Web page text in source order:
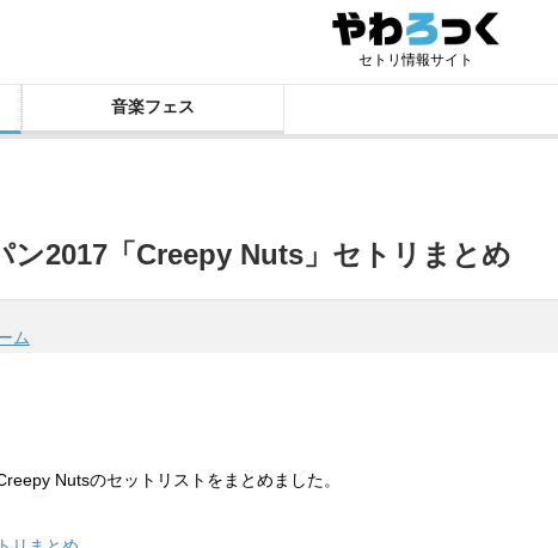
セトリ情報サイト
音楽フェス
ン2017「Creepy Nuts」セトリまとめ
ム
Nutsのセットリストをまとめました。